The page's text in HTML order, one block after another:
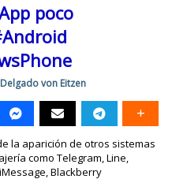
poco
von Eitzen
la aparición de otros sistemas
como Telegram, Line,
Blackberry